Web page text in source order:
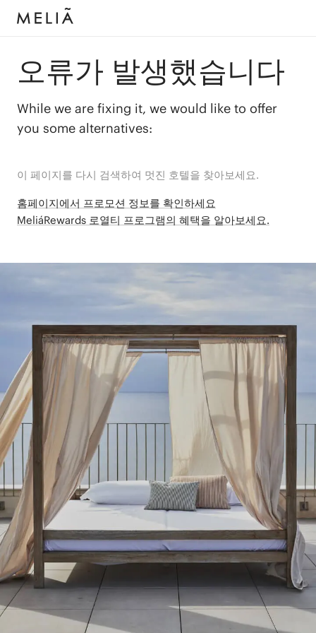
오류가 발생했습니다
While we are fixing it, we would like to offer
you some alternatives:
이 페이지를 다시 검색하여 멋진 호텔을 찾아보세요.
홈페이지에서 프로모션 정보를 확인하세요
MeliáRewards 로열티 프로그램의 혜택을 알아보세요.